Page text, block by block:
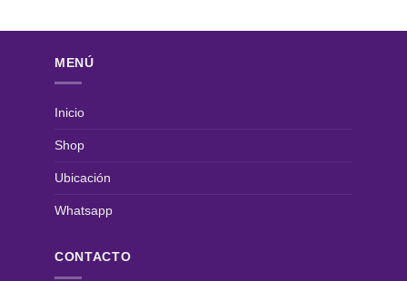
MENÚ
Inicio
Shop
Ubicación
Whatsapp
CONTACTO